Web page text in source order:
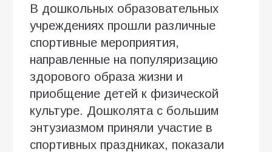
В дошкольных образовательных
учреждениях прошли различные
спортивные мероприятия,
направленные на популяризацию
здорового образа жизни и
приобщение детей к физической
культуре. Дошколята с большим
энтузиазмом приняли участие в
спортивных праздниках, показали